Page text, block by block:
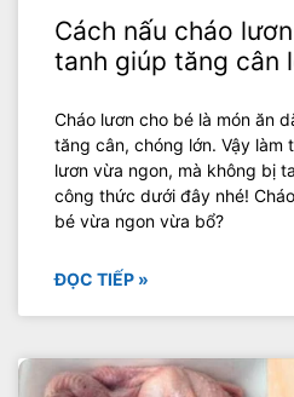
Cách nấu cháo
tanh giúp tăng cân
Cháo lươn cho bé là món ăn
tăng cân, chóng lớn. Vậy làm
lươn vừa ngon, mà không bị
công thức dưới đây nhé!
bé vừa ngon vừa bổ?
ĐỌC TIẾP »